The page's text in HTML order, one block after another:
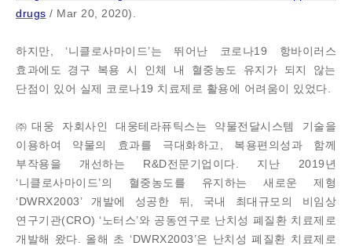
drugs / Mar 20, 2020).
하지만, ‘니클로사마이드’는 뛰어난 코로나19 항바이러스
효과에도 경구 복용 시 인체 내 혈중농도 유지가 되지 않는
단점이 있어 실제 코로나19 치료제로 활용에 어려움이 있었다.
㈜대웅 자회사인 대웅테라퓨틱스는 약물전달시스템 기술을
이용하여 약물의 효과를 극대화하고, 복용편의성과 함께
부작용을 개선하는 R&D전문기업이다. 지난 2019년
‘니클로사마이드’의 혈중농도를 유지하는 새로운 제형
‘DWRX2003’ 개발에 성공한 뒤, 국내 최대규모의 비임상
연구기관(CRO) ‘노터스’와 공동연구로 난치성 폐질환 치료제로
개발해 왔다. 올해 초 ‘DWRX2003’은 난치성 폐질환 치료제로